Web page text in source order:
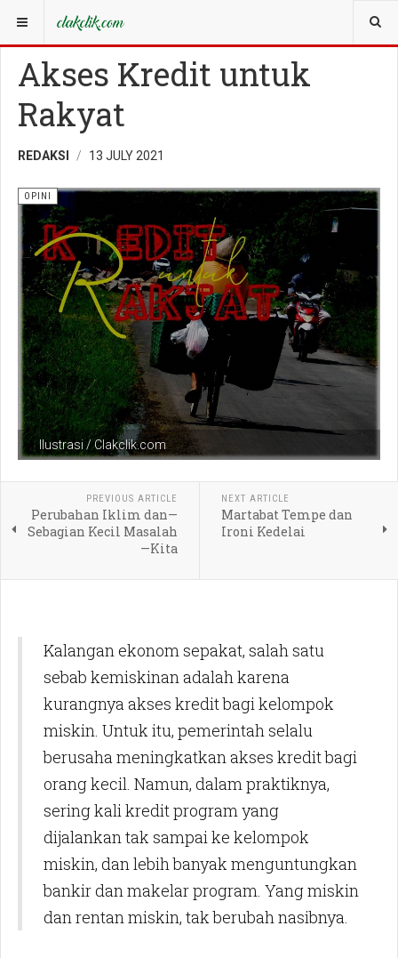
YOU ARE HERE: WISATA
Akses Kredit untuk
Rakyat
REDAKSI 13 JULY 2021
Ilustrasi / Clakclik.com
OPINI
PREVIOUS ARTICLE
Perubahan Iklim dan—
Sebagian Kecil Masalah
—Kita
NEXT ARTICLE
Martabat Tempe dan
Ironi Kedelai
Kalangan ekonom sepakat, salah satu
sebab kemiskinan adalah karena
kurangnya akses kredit bagi kelompok
miskin. Untuk itu, pemerintah selalu
berusaha meningkatkan akses kredit bagi
orang kecil. Namun, dalam praktiknya,
sering kali kredit program yang
dijalankan tak sampai ke kelompok
miskin, dan lebih banyak menguntungkan
bankir dan makelar program. Yang miskin
dan rentan miskin, tak berubah nasibnya.